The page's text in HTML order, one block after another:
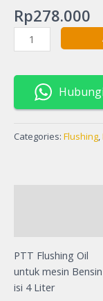
Rp278.000
Categories: Flushing,
PTT Flushing Oil
untuk mesin
isi 4 Liter